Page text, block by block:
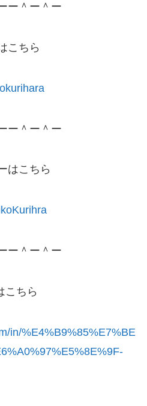
ー＾ー＾ー
こちら
ー＾ー＾ー
はこちら
ー＾ー＾ー
こちら
in/%E4%B9%85%E7%BE